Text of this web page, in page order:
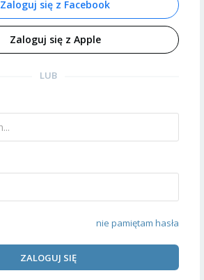
Zaloguj się z Facebook
Zaloguj się z Apple
LUB
nie pamiętam hasła
ZALOGUJ SIĘ